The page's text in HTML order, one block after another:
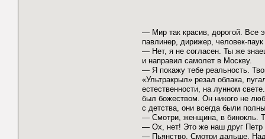
— Мир так красив, дорогой. Все
павлинер, дирижер, человек-
— Нет, я не согласен. Ты же
и направил самолет в Москву.
— Я покажу тебе реальность.
«Ультракрыл» резал облака,
естественности, на лунном
был божеством. Он никого не
с детства, они всегда были
— Смотри, женщина, в бинокль.
— Ох, нет! Это же наш друг Петр
— Пьянство. Смотри дальше.